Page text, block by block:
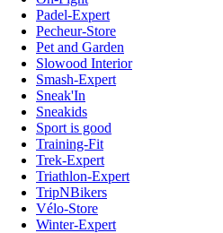
Padel-Expert
Pecheur-Store
Pet and Garden
Slowood Interior
Smash-Expert
Sneak'In
Sneakids
Sport is good
Training-Fit
Trek-Expert
Triathlon-Expert
TripNBikers
Vélo-Store
Winter-Expert